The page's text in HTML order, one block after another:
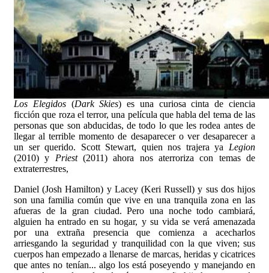
Los Elegidos (Dark Skies) es una curiosa cinta de ciencia
ficción que roza el terror, una película que habla del tema de las
personas que son abducidas, de todo lo que les rodea antes de
llegar al terrible momento de desaparecer o ver desaparecer a
un ser querido. Scott Stewart, quien nos trajera ya Legion
(2010) y Priest(2011) ahora nos aterroriza con temas de
extraterrestres,
Daniel (Josh Hamilton) y Lacey (Keri Russell) y sus dos hijos
son una familia común que vive en una tranquila zona en las
afueras de la gran ciudad. Pero una noche todo cambiará,
alguien ha entrado en su hogar, y su vida se verá amenazada
por una extraña presencia que comienza a acecharlos
arriesgando la seguridad y tranquilidad con la que viven; sus
cuerpos han empezado a llenarse de marcas, heridas y cicatrices
que antes no tenían... algo los está poseyendo y manejando en